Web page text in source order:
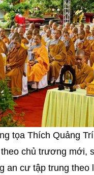
tọa Thích Quảng
chủ trương mới,
an cư tập trung